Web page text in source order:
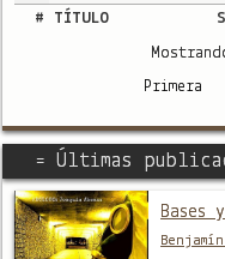
# TÍTULO
Primera
= Últimas
Bases
Benjamín